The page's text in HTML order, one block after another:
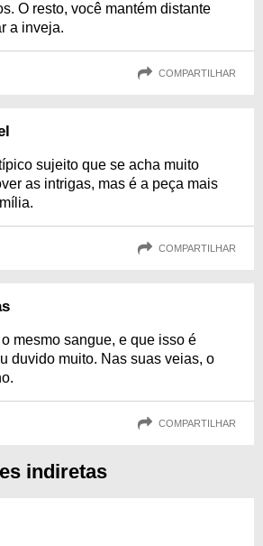
O resto, você mantém distante
a inveja.
COMPARTILHAR
sujeito que se acha muito
as intrigas, mas é a peça mais
COMPARTILHAR
mesmo sangue, e que isso é
duvido muito. Nas suas veias, o
COMPARTILHAR
indiretas